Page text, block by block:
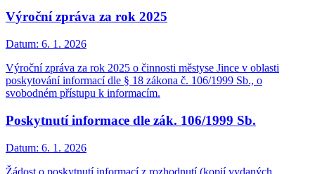
Výroční zpráva za rok 2025
Datum: 6. 1. 2026
Výroční zpráva za rok 2025 o činnosti městyse Jince v oblasti
poskytování informací dle § 18 zákona č. 106/1999 Sb., o
svobodném přístupu k informacím.
Poskytnutí informace dle zák. 106/1999 Sb.
Datum: 6. 1. 2026
Žádost o poskytnutí informací z rozhodnutí (kopií vydaných